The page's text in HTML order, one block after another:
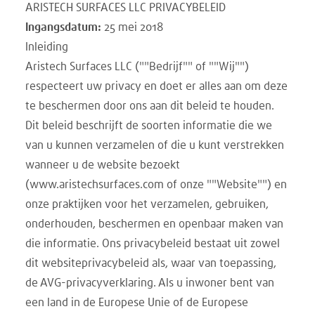
ARISTECH SURFACES LLC PRIVACYBELEID
Ingangsdatum: 25 mei 2018
Inleiding
Aristech Surfaces LLC (""Bedrijf"" of ""Wij"")
respecteert uw privacy en doet er alles aan om deze
te beschermen door ons aan dit beleid te houden.
Dit beleid beschrijft de soorten informatie die we
van u kunnen verzamelen of die u kunt verstrekken
wanneer u de website bezoekt
(www.aristechsurfaces.com of onze ""Website"") en
onze praktijken voor het verzamelen, gebruiken,
onderhouden, beschermen en openbaar maken van
die informatie. Ons privacybeleid bestaat uit zowel
dit websiteprivacybeleid als, waar van toepassing,
de AVG-privacyverklaring. Als u inwoner bent van
een land in de Europese Unie of de Europese